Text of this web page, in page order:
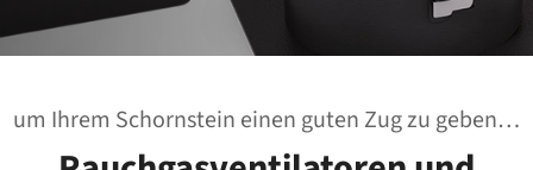
um Ihrem Schornstein einen guten Zug zu geben…